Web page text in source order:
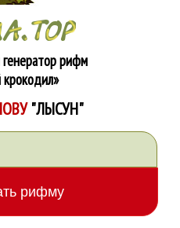
рифм
"ЛЫСУН"